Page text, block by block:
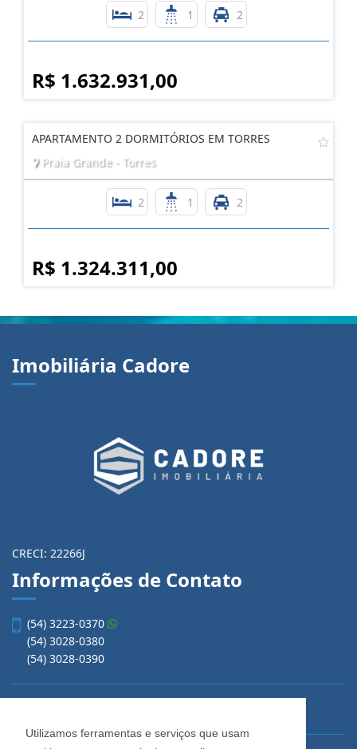
Utilizamos ferramentas e serviços que usam
2 1 2
R$ 1.632.931,00
APARTAMENTO 2 DORMITÓRIOS EM TORRES
Praia Grande - Torres
2 1 2
R$ 1.324.311,00
Imobiliária Cadore
CRECI: 22266J
Informações de Contato
(54) 3223-0370
(54) 3028-0380
(54) 3028-0390